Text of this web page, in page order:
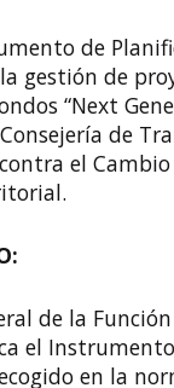
de
gestión de
“Next
de
el
de la
el
en la